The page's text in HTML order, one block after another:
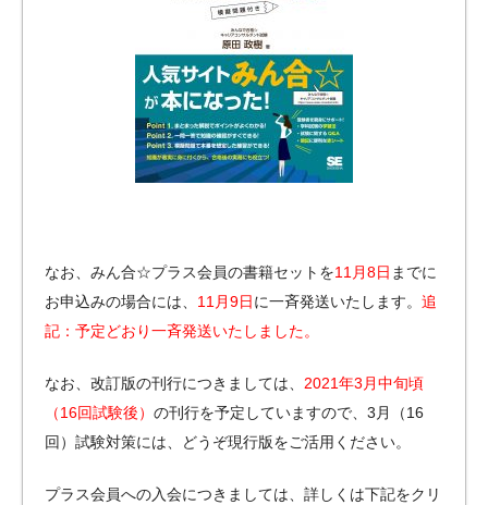
なお、みん合☆プラス会員の書籍セットを11月8日 までに
お申込みの場合には、 11月9日に一斉発送いたします。 追
記：予定どおり一斉発送いたしました。
なお、改訂版の刊行につきましては、 2021年3月中旬頃
（16回試験後） の刊行を予定していますので、3月（16
回）試験対策には、どうぞ現行版をご活用ください。
プラス会員への入会につきましては、詳しくは下記をクリ